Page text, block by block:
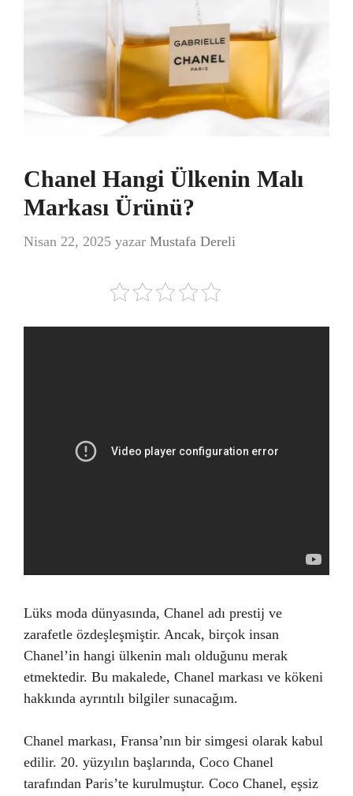
Chanel Hangi Ülkenin Malı
Markası Ürünü?
Nisan 22, 2025 yazar Mustafa Dereli
Lüks moda dünyasında, Chanel adı prestij ve
zarafetle özdeşleşmiştir. Ancak, birçok insan
Chanel’in hangi ülkenin malı olduğunu merak
etmektedir. Bu makalede, Chanel markası ve kökeni
hakkında ayrıntılı bilgiler sunacağım.
Chanel markası, Fransa’nın bir simgesi olarak kabul
edilir. 20. yüzyılın başlarında, Coco Chanel
tarafından Paris’te kurulmuştur. Coco Chanel, eşsiz